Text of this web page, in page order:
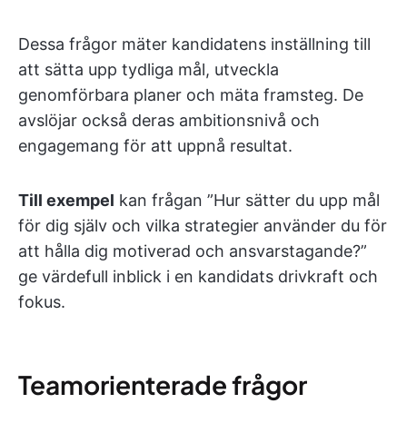
Dessa frågor mäter kandidatens inställning till
att sätta upp tydliga mål, utveckla
genomförbara planer och mäta framsteg. De
avslöjar också deras ambitionsnivå och
engagemang för att uppnå resultat.
Till exempel kan frågan ”Hur sätter du upp mål
för dig själv och vilka strategier använder du för
att hålla dig motiverad och ansvarstagande?”
ge värdefull inblick i en kandidats drivkraft och
fokus.
Teamorienterade frågor